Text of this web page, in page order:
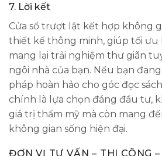
7. Lời kết
Cửa sổ trượt lật kết hợp không
thiết kế thông minh, giúp tối ưu
mang lại trải nghiệm thư giãn
ngôi nhà của bạn. Nếu bạn
pháp hoàn hảo cho góc đọc
chính là lựa chọn đáng đầu tư,
giá trị thẩm mỹ mà còn mang
không gian sống hiện đại.
ĐƠN VỊ TƯ VẤN – THI CÔNG